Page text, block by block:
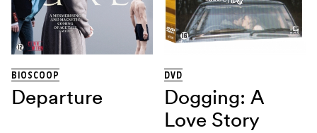
BIOSCOOP
Departure
DVD
Dogging: A
Love Story